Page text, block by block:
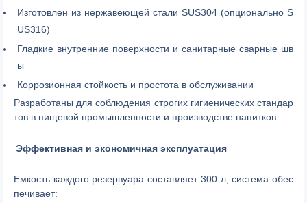
Изготовлен из нержавеющей стали SUS304 (опционально S
US316)
Гладкие внутренние поверхности и санитарные сварные шв
ы
Коррозионная стойкость и простота в обслуживании
Разработаны для соблюдения строгих гигиенических стандар
тов в пищевой промышленности и производстве напитков.
Эффективная и экономичная эксплуатация
Емкость каждого резервуара составляет 300 л, система обес
печивает: